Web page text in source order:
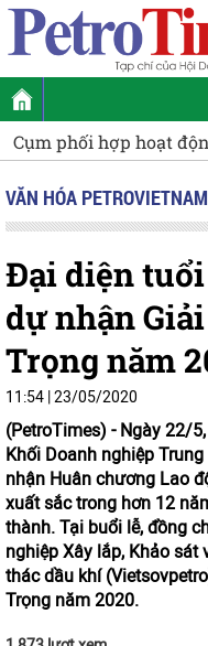
Rịa - Vũng Tàu
VĂN HÓA PETROVIETNAM
Đại diện
dự nhận
Trọng năm
11:54 | 23/05/2020
(PetroTimes) - Ngày 22/
Khối Doanh nghiệp
nhận Huân chương Lao
xuất sắc trong hơn 12
thành. Tại buổi lễ, đồng
nghiệp Xây lắp, Khảo
thác dầu khí
Trọng năm 2020.